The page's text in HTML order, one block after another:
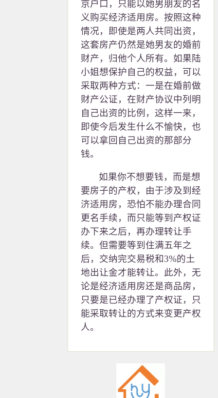
京户口，只能以她男朋友的名
义购买经济适用房。按照这种
情况，即使是两人共同出资，
这套房产仍然是她男友的婚前
财产，归他个人所有。如果陆
小姐想保护自己的权益，可以
采取两种方式：一是在婚前做
财产公证，在财产协议中列明
自己出资的比例，这样一来，
即使今后发生什么不愉快，也
可以拿回自己出资的那部分
钱。
如果你不想要钱，而是想
要房子的产权，由于涉及到经
济适用房，恐怕不能办理合同
更名手续，而只能等到产权证
办下来之后，再办理转让手
续。但需要等到住满五年之
后，交纳完交易税和3%的土
地出让金才能转让。此外，无
论是经济适用房还是商品房，
只要是已经办理了产权证，只
能采取转让的方式来变更产权
人。